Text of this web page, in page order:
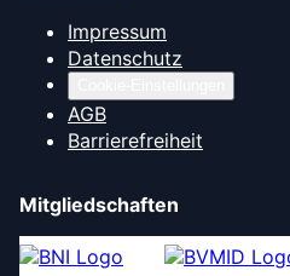
Impressum
Datenschutz
AGB
Barrierefreiheit
Mitgliedschaften